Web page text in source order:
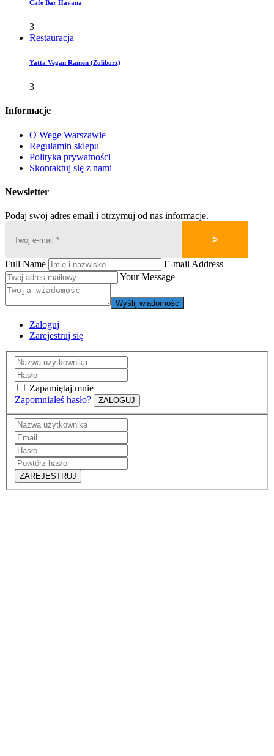
Cafe Bar Havana
3
Restauracja
Yatta Vegan Ramen (Żoliborz)
3
Informacje
O Wege Warszawie
Regulamin sklepu
Polityka prywatności
Skontaktuj się z nami
Newsletter
Podaj swój adres email i otrzymuj od nas informacje.
Full Name
E-mail Address
Your Message
Wyślij wiadomość
Zaloguj
Zarejestruj się
Zapamiętaj mnie
Zapomniałeś hasło?
ZALOGUJ
ZAREJESTRUJ